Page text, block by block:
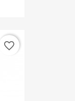
favorite_border